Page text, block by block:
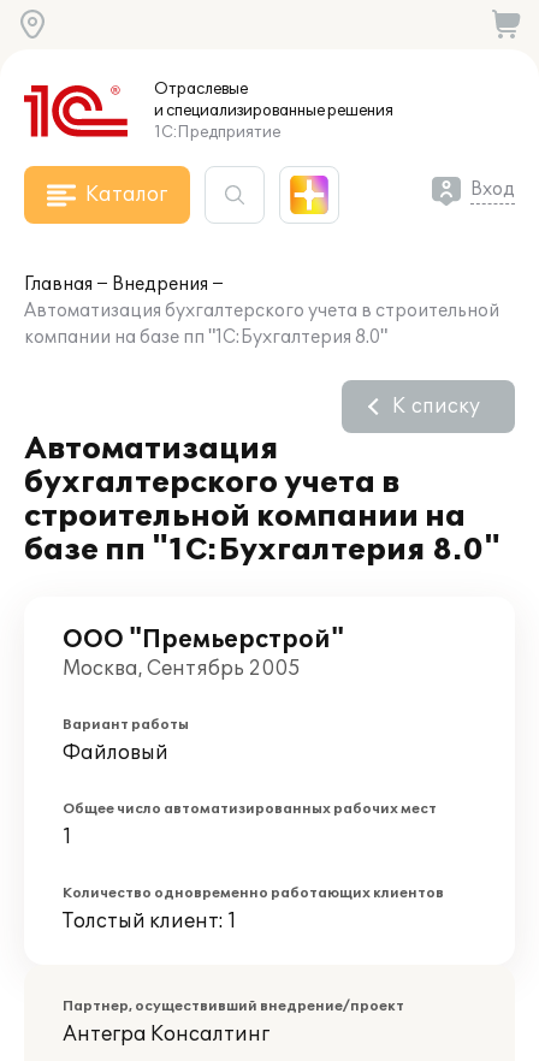
Отраслевые
и специализированныерешения
1С:Предприятие
Каталог Вход
Главная
Внедрения
Автоматизация бухгалтерского учета в строительной
компании на базе пп "1С:Бухгалтерия 8.0"
Автоматизация
бухгалтерского учета в
строительной компании на
базе пп "1С:Бухгалтерия 8.0"
К списку
ООО "Премьерстрой"
Москва, Сентябрь 2005
Вариант работы
Файловый
Общее число автоматизированных рабочих мест
1
Количество одновременно работающих клиентов
Толстый клиент: 1
Партнер, осуществивший внедрение/проект
Антегра Консалтинг